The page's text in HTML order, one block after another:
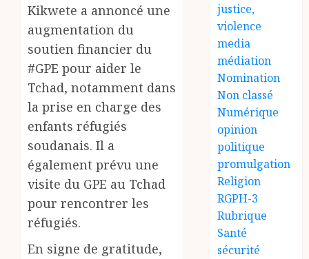
Kikwete a annoncé une
augmentation du
soutien financier du
#GPE pour aider le
Tchad, notamment dans
la prise en charge des
enfants réfugiés
soudanais. Il a
également prévu une
visite du GPE au Tchad
pour rencontrer les
réfugiés.
En signe de gratitude,
justice,
violence
media
médiation
Nomination
Non classé
Numérique
opinion
politique
promulgation
Religion
RGPH-3
Rubrique
Santé
sécurité